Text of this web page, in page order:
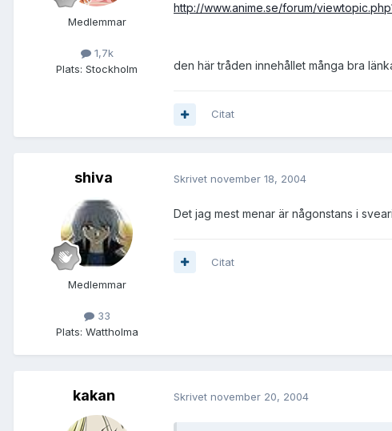
Medlemmar
1,7k
Plats: Stockholm
http://www.anime.se/forum/
den här tråden innehållet många bra
Citat
shiva
Medlemmar
33
Plats: Wattholma
Skrivet november 18, 2004
Det jag mest menar är någonstans i
Citat
kakan Skrivet november 20, 2004